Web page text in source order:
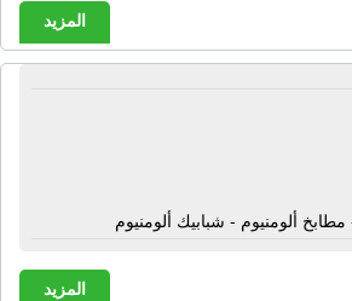
المزيد
مطابخ ألومنيوم - شبابيك ألومنيوم
المزيد